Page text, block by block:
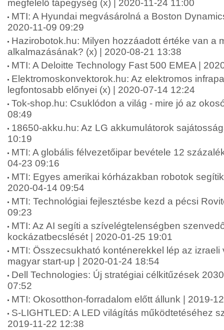
megfelelő tápegység (x) | 2020-11-24 11:00
MTI: A Hyundai megvásárolná a Boston
2020-11-09 09:29
Hazirobotok.hu: Milyen hozzáadott értéke van a
alkalmazásának? (x) | 2020-08-21 13:38
MTI: A Deloitte Technology Fast 500 EMEA |
Elektromoskonvektorok.hu: Az elektromos
legfontosabb előnyei (x) | 2020-07-14 12:24
Tok-shop.hu: Csuklódon a világ - mire jó az
08:49
18650-akku.hu: Az LG akkumulátorok
10:19
MTI: A globális félvezetőipar bevétele 12
04-23 09:16
MTI: Egyes amerikai kórházakban robotok
2020-04-14 09:54
MTI: Technológiai fejlesztésbe kezd a pécsi
09:23
MTI: Az AI segíti a szívelégtelenségben
kockázatbecslését | 2020-01-25 19:01
MTI: Összecsukható konténerekkel lép az izraeli
magyar start-up | 2020-01-24 18:54
Dell Technologies: Új stratégiai célkitűzések
07:52
MTI: Okosotthon-forradalom előtt állunk | 2019-
S-LIGHTLED: A LED világítás működtetéséhez
2019-11-22 12:38